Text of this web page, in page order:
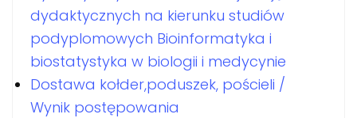
dydaktycznych na kierunku studiów
podyplomowych Bioinformatyka i
biostatystyka w biologii i medycynie
Dostawa kołder,poduszek, pościeli /
Wynik postępowania